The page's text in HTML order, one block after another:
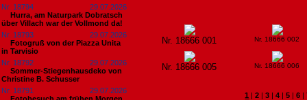
Nr. 18794
29.07.2026
Hurra, am Naturpark Dobratsch
über Villach war der Vollmond da!
Nr. 18793
29.07.2026
Fotogruß von der Piazza Unita
in Tarvisio
Nr. 18792
29.07.2026
Sommer-Stiegenhausdeko von
Christine B. Schusser
Nr. 18791
29.07.2026
Nr. 18666 001 Nr. 18666 002
Nr. 18666 005 Nr. 18666 006
1 |2 |3 |4 |5 |6 |